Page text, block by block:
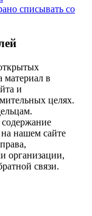
списывать со
в
и
целях.
содержание
нашем сайте
организации,
связи.